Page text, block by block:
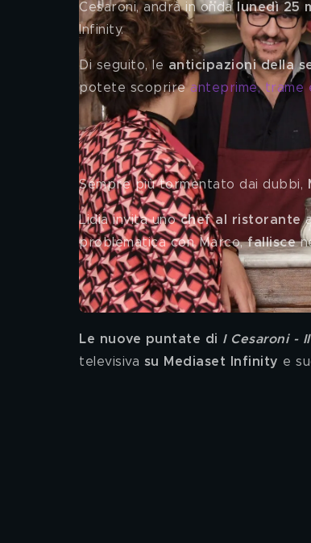
Cesaroni, andrà in onda lunedì 25
Infinity.
Di seguito, le anticipazioni della
potete scoprire anteprime, trame
I Cesaroni - Il ritorno,
Sempre più tormentato dai dubbi,
Lidia invita uno chef al ristorante
problematica con Marco, fallisce
Dove vedere I
Le nuove puntate di I Cesaroni -
televisiva su Mediaset Infinity e